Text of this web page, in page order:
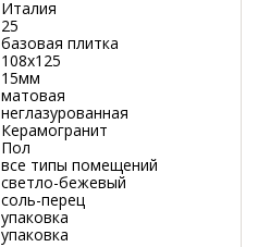
Италия
25
базовая плитка
108x125
15мм
матовая
неглазурованная
Керамогранит
Пол
все типы помещений
светло-бежевый
соль-перец
упаковка
упаковка